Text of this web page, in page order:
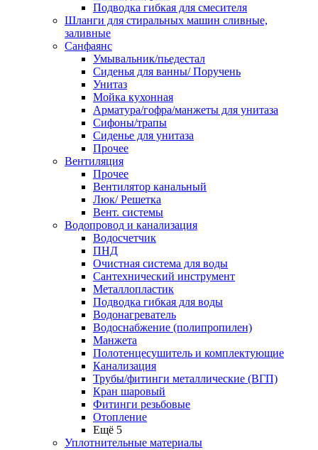
Подводка гибкая для смесителя
Шланги для стиральных машин сливные,
заливные
Санфаянс
Умывальник/пьедестал
Сиденья для ванны/ Поручень
Унитаз
Мойка кухонная
Арматура/гофра/манжеты для унитаза
Сифоны/трапы
Сиденье для унитаза
Прочее
Вентиляция
Прочее
Вентилятор канальный
Люк/ Решетка
Вент. системы
Водопровод и канализация
Водосчетчик
ПНД
Очистная система для воды
Сантехнический инструмент
Металлопластик
Подводка гибкая для воды
Водонагреватель
Водоснабжение (полипропилен)
Манжета
Полотенцесушитель и комплектующие
Канализация
Трубы/фитинги металлические (ВГП)
Кран шаровый
Фитинги резьбовые
Отопление
Ещё 5
Уплотнительные материалы